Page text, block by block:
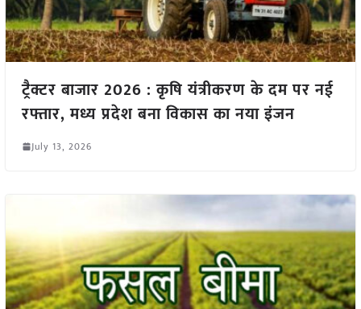
ट्रैक्टर बाजार 2026 : कृषि यंत्रीकरण के दम पर नई
रफ्तार, मध्य प्रदेश बना विकास का नया इंजन
July 13, 2026